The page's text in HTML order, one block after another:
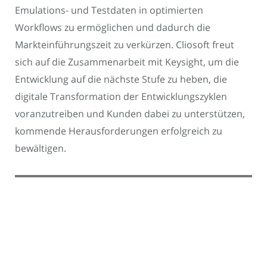
Emulations- und Testdaten in optimierten
Workflows zu ermöglichen und dadurch die
Markteinführungszeit zu verkürzen. Cliosoft freut
sich auf die Zusammenarbeit mit Keysight, um die
Entwicklung auf die nächste Stufe zu heben, die
digitale Transformation der Entwicklungszyklen
voranzutreiben und Kunden dabei zu unterstützen,
kommende Herausforderungen erfolgreich zu
bewältigen.